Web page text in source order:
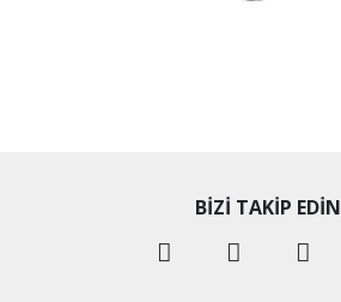
BIZI TAKIP EDIN